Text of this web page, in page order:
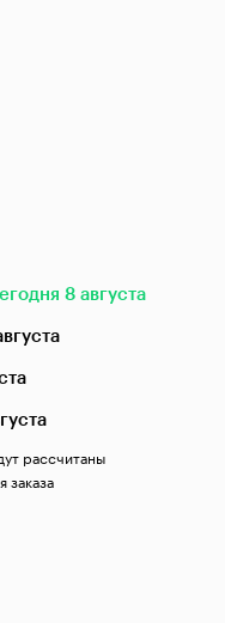
8 августа
рассчитаны
заказа